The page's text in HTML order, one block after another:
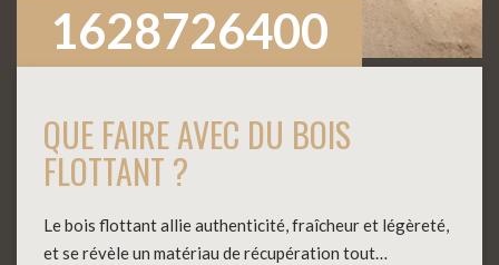
1628726400
QUE FAIRE AVEC DU BOIS
FLOTTANT ?
Le bois flottant allie authenticité, fraîcheur et légèreté,
et se révèle un matériau de récupération tout…